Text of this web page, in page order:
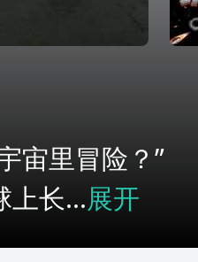
宙里冒险？
上长...展开